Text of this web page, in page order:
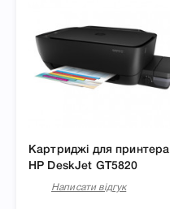
Картриджі для принтера
HP DeskJet GT5820
Написати відгук